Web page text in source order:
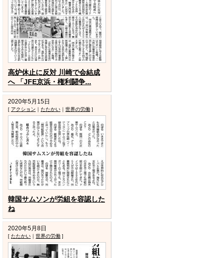
高炉休止に反対 川崎で会結成
へ 「JFE京浜・権利闘争...
2020年5月15日
[ アクション ｜ たたかい ｜ 世界の労働 ]
韓国サムソンが労組を容認した
ね
2020年5月8日
[ たたかい ｜ 世界の労働 ]